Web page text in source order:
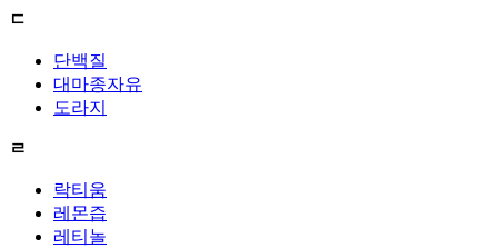
ㄷ
단백질
대마종자유
도라지
ㄹ
락티움
레몬즙
레티놀